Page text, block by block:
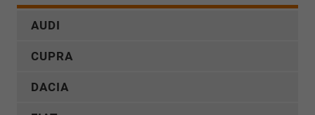
AUDI
CUPRA
DACIA